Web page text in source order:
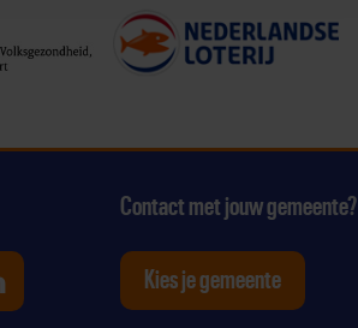
op Instagram
op Youtube
Sporten op Linkedin
Contact met jouw gemeente?
Kies je gemeente